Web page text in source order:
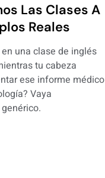
Las Clases A
Reales
una clase de inglés
tu cabeza
ese informe médico
Vaya